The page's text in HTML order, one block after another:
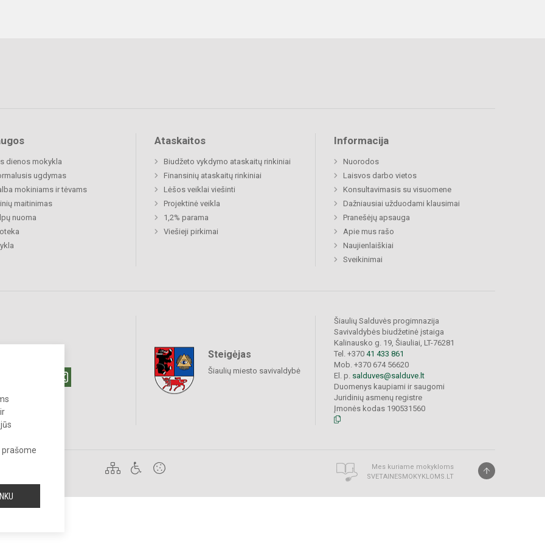
prašome
dienos mokykla
ugdymas
mokiniams ir tėvams
maitinimas
nuoma
Ataskaitos
Biudžeto vykdymo ataskaitų rinkiniai
Finansinių ataskaitų rinkiniai
Lėšos veiklai viešinti
Projektinė veikla
1,2% parama
Viešieji pirkimai
Informacija
Nuorodos
Laisvos darbo vietos
Konsultavimasis su visuomene
Dažniausiai užduodami klausimai
Pranešėjų apsauga
Apie mus rašo
Naujienlaiškiai
Sveikinimai
Steigėjas
Šiaulių miesto savivaldybė
Šiaulių Salduvės progimnazija
Savivaldybės biudžetinė įstaiga
Kalinausko g. 19, Šiauliai, LT-76281
Tel. +370 41 433 861
Mob. +370 674 56620
El. p. salduves@salduve.lt
Duomenys kaupiami ir saugomi
Juridinių asmenų registre
Įmonės kodas 190531560
Mes kuriame mokykloms
SVETAINESMOKYKLOMS.LT